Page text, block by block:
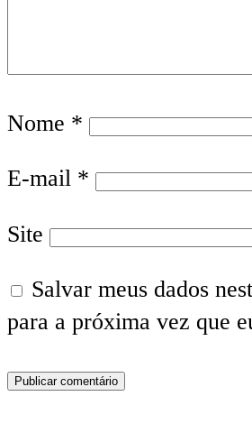
Nome *
E-mail *
Site
Salvar meus dados
para a próxima vez que